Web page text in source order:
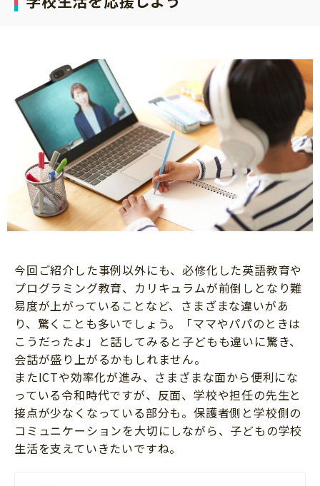
今回ご紹介した事例以外にも、必修化した英語教育や
プログラミング教育、カリキュラムが前倒しとなり難
易度が上がっていることなど、さまざまな違いがあ
り、驚くことも多いでしょう。「ママやパパのときは
こうだったよ」と話してみると子どもも違いに驚き、
会話が盛り上がるかもしれません。
またICTや効率化が進み、さまざまな面から便利にな
っている令和時代ですが、反面、学校や担任の先生と
接点が少なくなっている部分も。保護者側と学校側の
コミュニケーションを大切にしながら、子どもの学校
生活を支えていきたいですね。